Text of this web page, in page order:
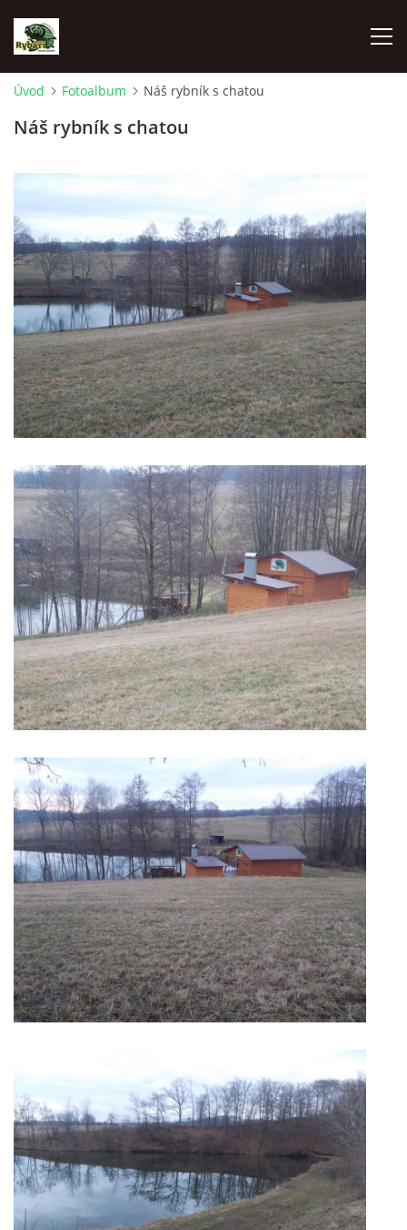
SPONZOŘI MO ČRS SKUHROV NAD BĚLOU
O NÁS
RYBÁŘSKÝ KROUŽEK
HISTORIE
JAK SE STÁT ČLENEM MO ČRS
RYBÁŘSKÝ ŘÁD, MÍSTNÍ POVOLENKY
PLÁN AKCÍ
PROBĚHLÉ AKCE
FOTOALBUM
KONTAKT
SLOŽENÍ VÝBORU
RYBÁŘSKÝ ŘÁD VÝCHODOČESKÉHO RYBÁŘSKEHO SVAZU
SKUHROVSKÝ ZPRAVODAJ
© 2026 eStránky.cz |WebSlice |Aktualizováno: 29. 6. 2026
Úvod Fotoalbum Náš rybník s chatou
Náš rybník s chatou